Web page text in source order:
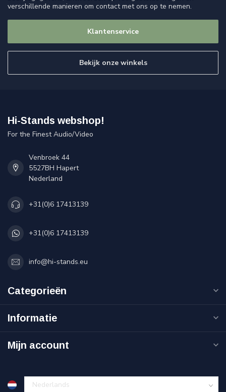
verschillende manieren om contact met ons op te nemen.
Klantenservice
Bekijk onze winkels
Hi-Stands webshop!
For the Finest Audio/Video
Venbroek 44
5527BH Hapert
Nederland
+31(0)6 17413139
+31(0)6 17413139
info@hi-stands.eu
Categorieën
Informatie
Mijn account